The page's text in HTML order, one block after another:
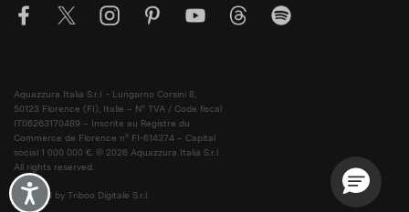
Accessibility
Aquazzura Italia S.r.l. - Lungarno Corsini 8,
50123 Florence (FI), Italie – N° TVA / Code fiscal
IT06263170489 – Inscrite au Registre du
Commerce de Florence n° FI-614374 – Capital
social 1 000 000 €. © 2026 Aquazzura Italia S.r.l.
All rights reserved.
Powered by Triboo Digitale S.r.l.